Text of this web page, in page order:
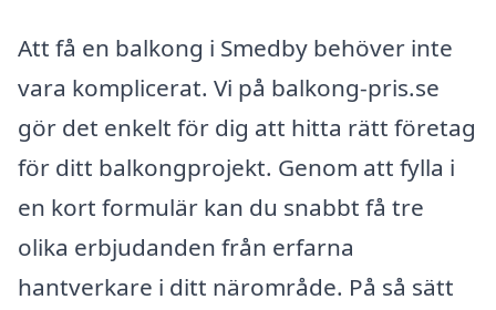
Att få en balkong i Smedby behöver inte
vara komplicerat. Vi på balkong-pris.se
gör det enkelt för dig att hitta rätt företag
för ditt balkongprojekt. Genom att fylla i
en kort formulär kan du snabbt få tre
olika erbjudanden från erfarna
hantverkare i ditt närområde. På så sätt